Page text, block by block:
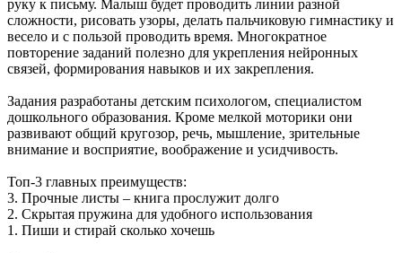
руку к письму. Малыш будет проводить линии разной
сложности, рисовать узоры, делать пальчиковую гимнастику и
весело и с пользой проводить время. Многократное
повторение заданий полезно для укрепления нейронных
связей, формирования навыков и их закрепления.
Задания разработаны детским психологом, специалистом
дошкольного образования. Кроме мелкой моторики они
развивают общий кругозор, речь, мышление, зрительные
внимание и восприятие, воображение и усидчивость.
Топ-3 главных преимуществ:
3. Прочные листы – книга прослужит долго
2. Скрытая пружина для удобного использования
1. Пиши и стирай сколько хочешь